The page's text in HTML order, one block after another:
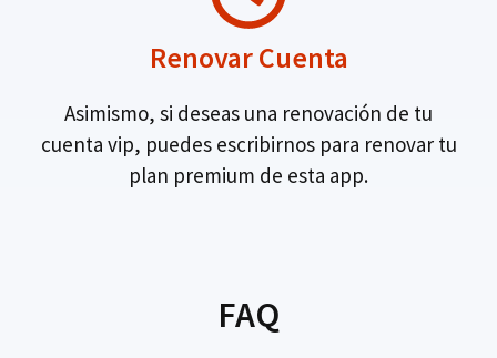
Renovar Cuenta
Asimismo, si deseas una renovación de tu
cuenta vip, puedes escribirnos para renovar tu
plan premium de esta app.
FAQ